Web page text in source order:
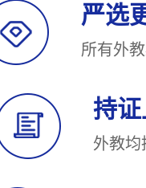
严选
所有外
持
外